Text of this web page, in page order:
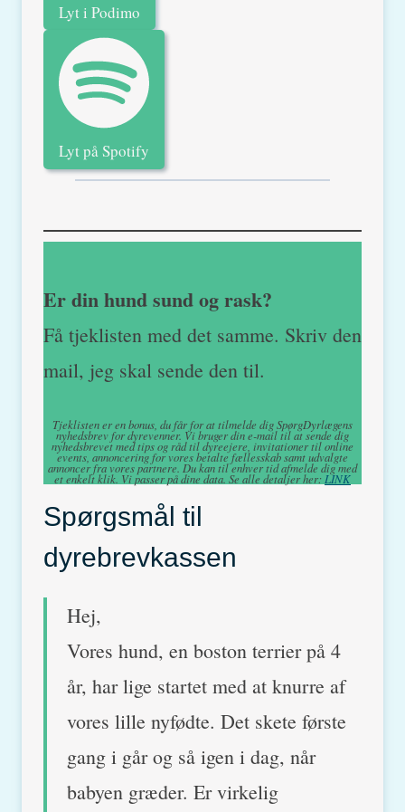
Lyt i Podimo
Lyt på Spotify
Er din hund sund og rask?
Få tjeklisten med det samme. Skriv den
mail, jeg skal sende den til.
Tjeklisten er en bonus, du får for at tilmelde dig SpørgDyrlægens
nyhedsbrev for dyrevenner. Vi bruger din e-mail til at sende dig
nyhedsbrevet med tips og råd til dyreejere, invitationer til online
events, annoncering for vores betalte fællesskab samt udvalgte
annoncer fra vores partnere. Du kan til enhver tid afmelde dig med
et enkelt klik. Vi passer på dine data. Se alle detaljer her: LINK
Spørgsmål til
dyrebrevkassen
Hej,
Vores hund, en boston terrier på 4
år, har lige startet med at knurre af
vores lille nyfødte. Det skete første
gang i går og så igen i dag, når
babyen græder. Er virkelig